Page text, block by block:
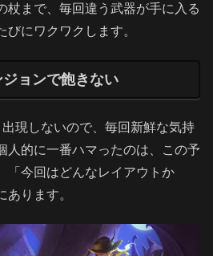
杖まで、毎回違う武器が手に入る
にワクワクします。
ョンで飽きない
現しないので、毎回新鮮な気持
人的に一番ハマったのは、この予
「今回はどんなレイアウトか
あります。